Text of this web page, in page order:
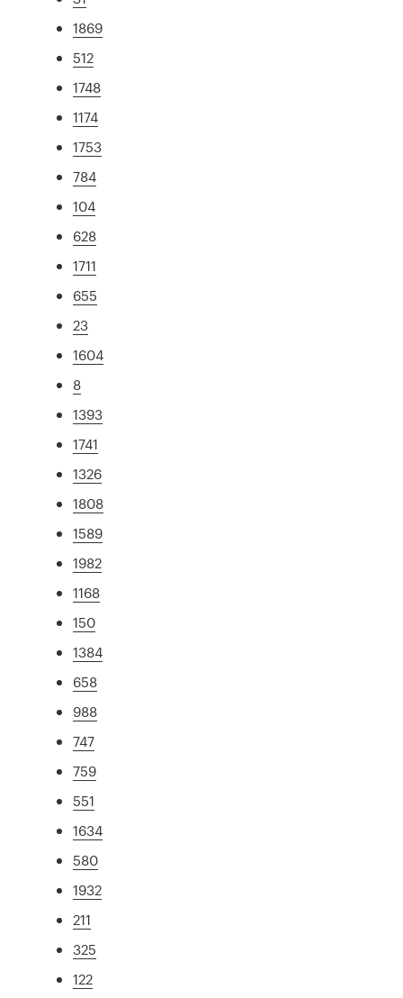
1869
512
1748
1174
1753
784
104
628
1711
655
23
1604
8
1393
1741
1326
1808
1589
1982
1168
150
1384
658
988
747
759
551
1634
580
1932
211
325
122